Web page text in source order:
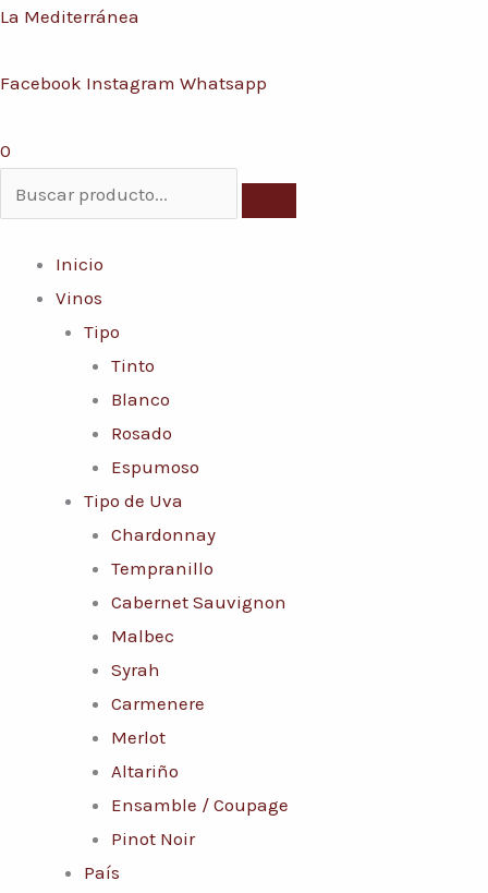
Ir
contenido
La Mediterránea
Facebook Instagram Whatsapp
0
Inicio
Vinos
Tipo
Tinto
Blanco
Rosado
Espumoso
Tipo de Uva
Chardonnay
Tempranillo
Cabernet Sauvignon
Malbec
Syrah
Carmenere
Merlot
Altariño
Ensamble / Coupage
Pinot Noir
País
Menú